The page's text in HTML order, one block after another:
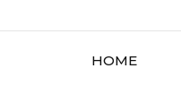
HOME